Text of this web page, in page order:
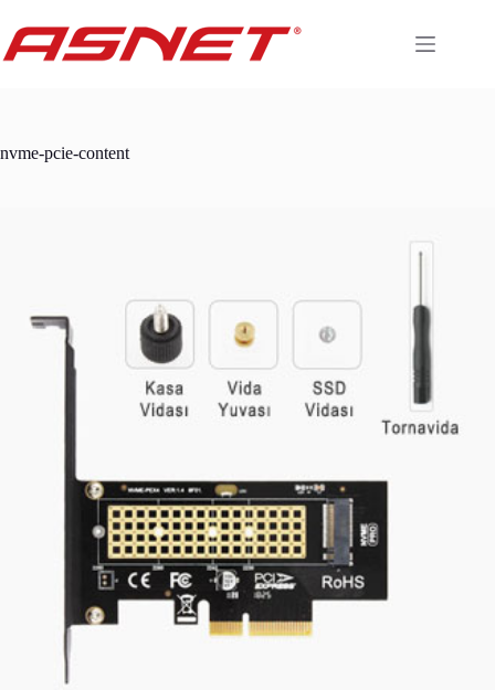
content
nvme-pcie-content